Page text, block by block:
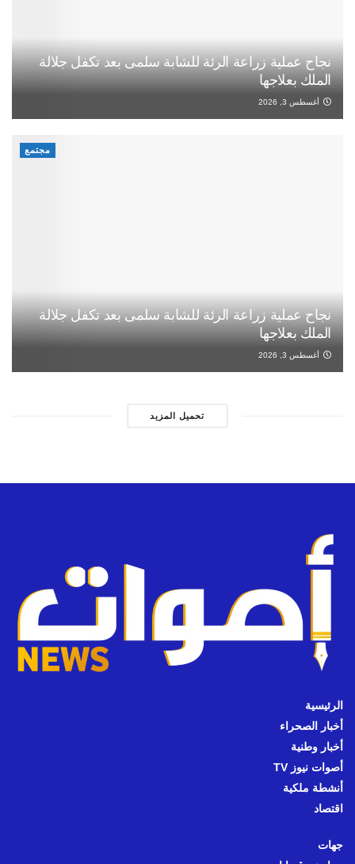
نجاح عملية زراعة الرئة للشابة سلمى بعد تكفل جلالة
الملك بعلاجها
أغسطس 3, 2026
مجتمع
نجاح عملية زراعة الرئة للشابة سلمى بعد تكفل جلالة
الملك بعلاجها
أغسطس 3, 2026
تحميل المزيد
الرئيسية
أخبار الصحراء
أخبار وطنية
أصوات نيوز TV
أنشطة ملكية
اقتصاد
جهات